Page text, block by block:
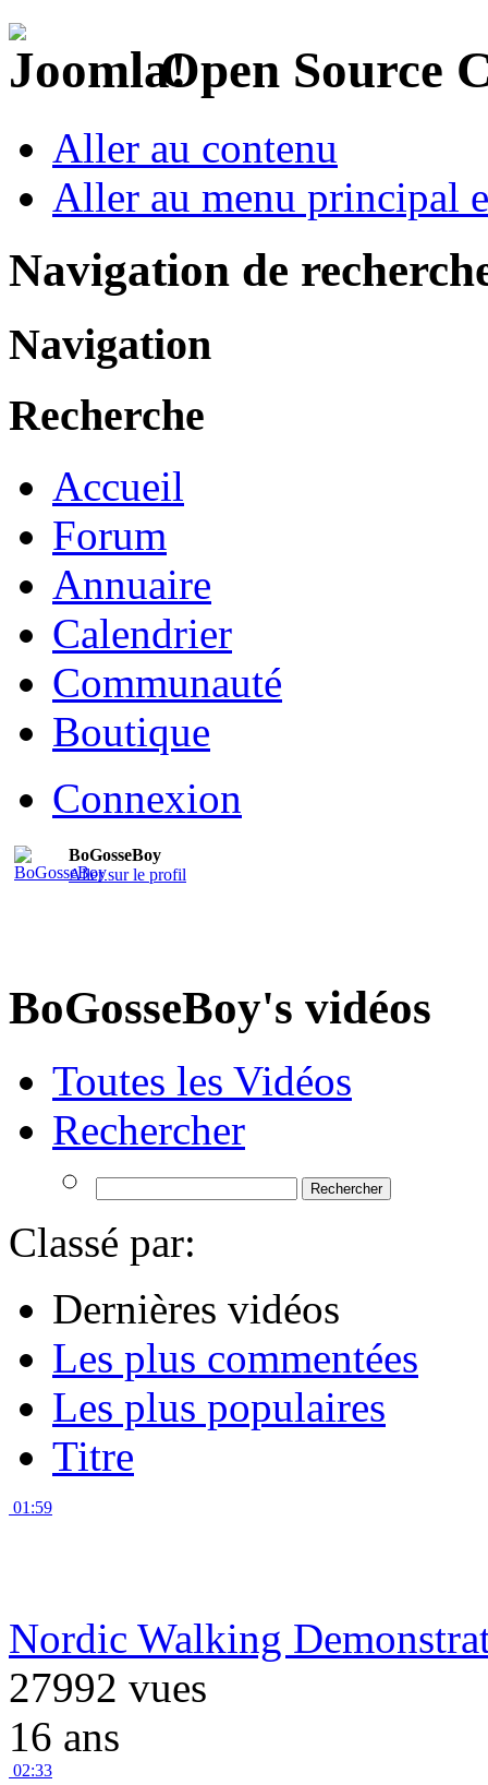
Open Source
Aller au contenu
Aller au menu principal
Navigation de
Navigation
Recherche
Accueil
Forum
Annuaire
Calendrier
Communauté
Boutique
Connexion
BoGosseBoy
Aller sur le profil
BoGosseBoy's vidéos
Toutes les Vidéos
Rechercher
Classé par:
Dernières vidéos
Les plus commentées
Les plus populaires
Titre
01:59
Nordic Walking
27992 vues
16 ans
02:33